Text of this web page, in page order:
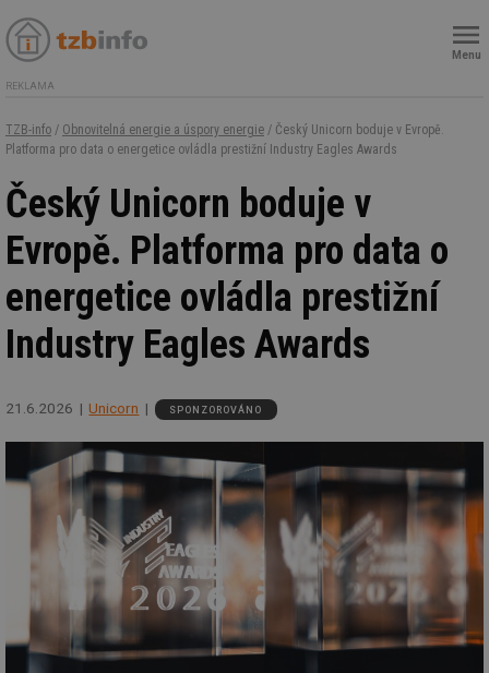
Menu
REKLAMA
TZB-info / Obnovitelná energie a úspory energie / Český Unicorn boduje v Evropě.
Platforma pro data o energetice ovládla prestižní Industry Eagles Awards
Český Unicorn boduje v
Evropě. Platforma pro data o
energetice ovládla prestižní
Industry Eagles Awards
21.6.2026 Unicorn SPONZOROVÁNO